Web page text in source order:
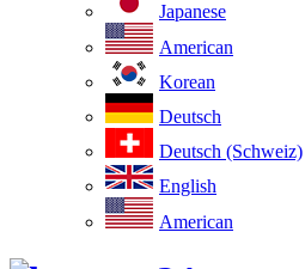
Japanese
American
Korean
Deutsch
Deutsch (Schweiz)
English
American